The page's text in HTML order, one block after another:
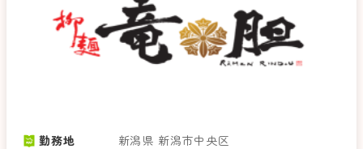
勤務地
新潟県 新潟市中央区